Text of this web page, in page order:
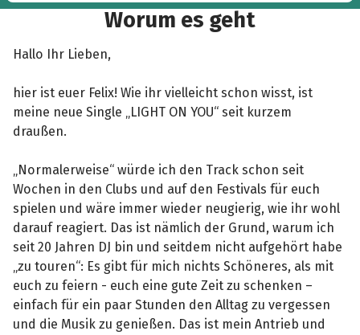
Worum es geht
Hallo Ihr Lieben,
hier ist euer Felix! Wie ihr vielleicht schon wisst, ist
meine neue Single „LIGHT ON YOU“ seit kurzem
draußen.
„Normalerweise“ würde ich den Track schon seit
Wochen in den Clubs und auf den Festivals für euch
spielen und wäre immer wieder neugierig, wie ihr wohl
darauf reagiert. Das ist nämlich der Grund, warum ich
seit 20 Jahren DJ bin und seitdem nicht aufgehört habe
„zu touren“: Es gibt für mich nichts Schöneres, als mit
euch zu feiern - euch eine gute Zeit zu schenken –
einfach für ein paar Stunden den Alltag zu vergessen
und die Musik zu genießen. Das ist mein Antrieb und